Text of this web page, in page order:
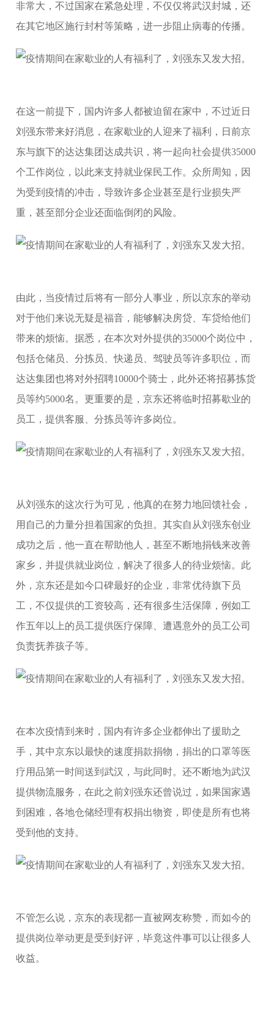
非常大，不过国家在紧急处理，不仅仅将武汉封城，还
在其它地区施行封村等策略，进一步阻止病毒的传播。
在这一前提下，国内许多人都被迫留在家中，不过近日
刘强东带来好消息，在家歇业的人迎来了福利，日前京
东与旗下的达达集团达成共识，将一起向社会提供35000
个工作岗位，以此来支持就业保民工作。众所周知，因
为受到疫情的冲击，导致许多企业甚至是行业损失严
重，甚至部分企业还面临倒闭的风险。
由此，当疫情过后将有一部分人事业，所以京东的举动
对于他们来说无疑是福音，能够解决房贷、车贷给他们
带来的烦恼。据悉，在本次对外提供的35000个岗位中，
包括仓储员、分拣员、快递员、驾驶员等许多职位，而
达达集团也将对外招聘10000个骑士，此外还将招募拣货
员等约5000名。更重要的是，京东还将临时招募歇业的
员工，提供客服、分拣员等许多岗位。
从刘强东的这次行为可见，他真的在努力地回馈社会，
用自己的力量分担着国家的负担。其实自从刘强东创业
成功之后，他一直在帮助他人，甚至不断地捐钱来改善
家乡，并提供就业岗位，解决了很多人的待业烦恼。此
外，京东还是如今口碑最好的企业，非常优待旗下员
工，不仅提供的工资较高，还有很多生活保障，例如工
作五年以上的员工提供医疗保障、遭遇意外的员工公司
负责抚养孩子等。
在本次疫情到来时，国内有许多企业都伸出了援助之
手，其中京东以最快的速度捐款捐物，捐出的口罩等医
疗用品第一时间送到武汉，与此同时。还不断地为武汉
提供物流服务，在此之前刘强东还曾说过，如果国家遇
到困难，各地仓储经理有权捐出物资，即使是所有也将
受到他的支持。
不管怎么说，京东的表现都一直被网友称赞，而如今的
提供岗位举动更是受到好评，毕竟这件事可以让很多人
收益。